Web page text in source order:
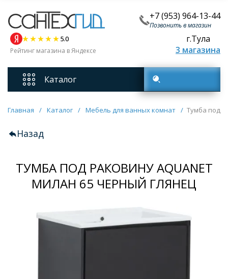
+7 (953) 964-13-44
Позвонить в магазин
5.0
Рейтинг магазина в Яндексе
г.Тула
3 магазина
Каталог
Смесители
Унитазы
Мебель для ванных комнат
Кухонные мойки
Главная / Каталог / Мебель для ванных комнат / Тумба под
Назад
ТУМБА ПОД РАКОВИНУ AQUANET
МИЛАН 65 ЧЕРНЫЙ ГЛЯНЕЦ